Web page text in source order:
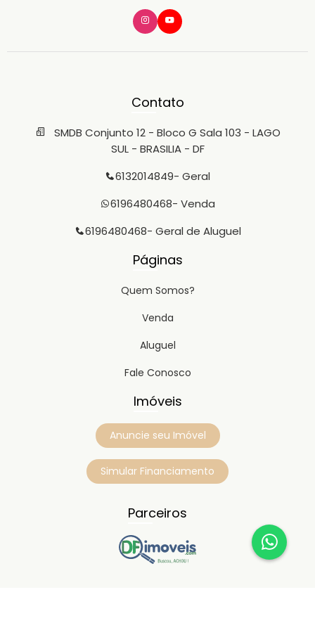
Condomínio: R$ 1.250,00, com água inclusa Agende sua
visita e conheça de perto todo o potencial deste imóvel.
Júlia Alencar (61) 99987-6430 – WhatsApp CRECI-DF
26424 Maria Oliveira (61) 98282-3601 – WhatsApp CRECI-
Contato
SMDB Conjunto 12 - Bloco G Sala 103 - LAGO
SUL - BRASILIA - DF
6132014849- Geral
6196480468- Venda
6196480468- Geral de Aluguel
Páginas
Quem Somos?
Venda
Aluguel
Fale Conosco
Imóveis
Anuncie seu Imóvel
Simular Financiamento
Parceiros